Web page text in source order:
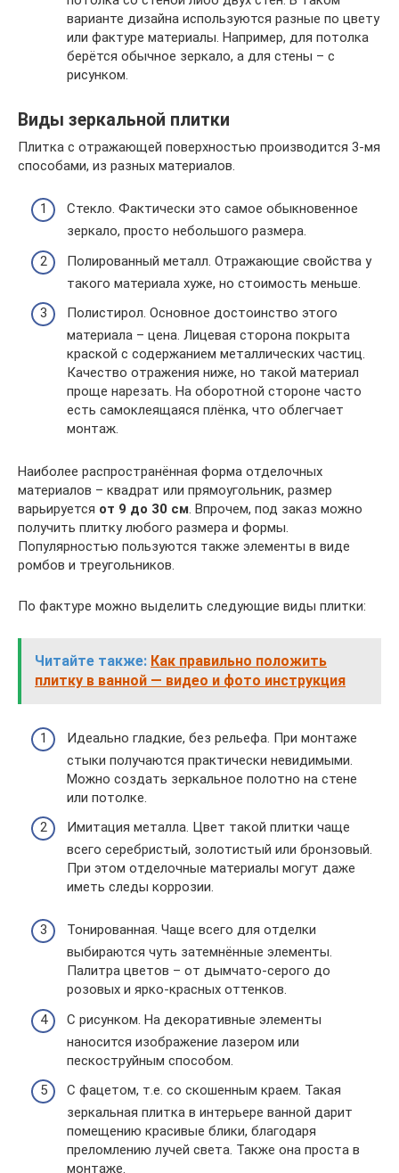
варианте дизайна используются разные по цвету
или фактуре материалы. Например, для потолка
берётся обычное зеркало, а для стены – с
рисунком.
Виды зеркальной плитки
Плитка с отражающей поверхностью производится 3-мя
способами, из разных материалов.
Стекло. Фактически это самое обыкновенное
зеркало, просто небольшого размера.
Полированный металл. Отражающие свойства у
такого материала хуже, но стоимость меньше.
Полистирол. Основное достоинство этого
материала – цена. Лицевая сторона покрыта
краской с содержанием металлических частиц.
Качество отражения ниже, но такой материал
проще нарезать. На оборотной стороне часто
есть самоклеящаяся плёнка, что облегчает
монтаж.
Наиболее распространённая форма отделочных
материалов – квадрат или прямоугольник, размер
варьируется от 9 до 30 см. Впрочем, под заказ можно
получить плитку любого размера и формы.
Популярностью пользуются также элементы в виде
ромбов и треугольников.
По фактуре можно выделить следующие виды плитки:
Читайте также: Как правильно положить
плитку в ванной — видео и фото инструкция
Идеально гладкие, без рельефа. При монтаже
стыки получаются практически невидимыми.
Можно создать зеркальное полотно на стене
или потолке.
Имитация металла. Цвет такой плитки чаще
всего серебристый, золотистый или бронзовый.
При этом отделочные материалы могут даже
иметь следы коррозии.
Тонированная. Чаще всего для отделки
выбираются чуть затемнённые элементы.
Палитра цветов – от дымчато-серого до
розовых и ярко-красных оттенков.
С рисунком. На декоративные элементы
наносится изображение лазером или
пескоструйным способом.
С фацетом, т.е. со скошенным краем. Такая
зеркальная плитка в интерьере ванной дарит
помещению красивые блики, благодаря
преломлению лучей света. Также она проста в
монтаже.